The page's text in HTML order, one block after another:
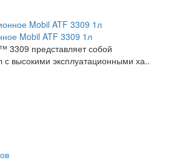
Mobil ATF 3309 1л
3309 представляет собой
высокими эксплуатационными ха..